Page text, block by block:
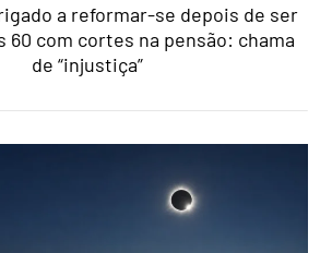
a reformar-se depois de ser
60 com cortes na pensão: chama
de “injustiça”